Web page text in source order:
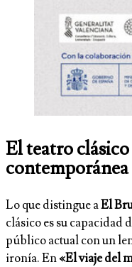
El teatro
contemporánea
Lo que distingue aEl
clásico es su capacidad
público actual con un
ironía. En«El viaje del